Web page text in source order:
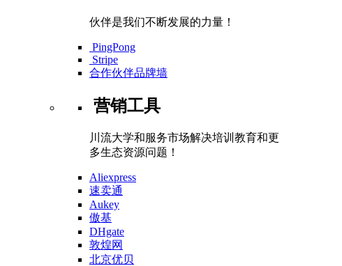
伙伴是我们不断发展的力量！
PingPong
Stripe
合作伙伴品牌墙
营销工具
川流大学和服务市场解决培训教育和更
多生态资源问题！
Aliexpress
速卖通
Aukey
傲基
DHgate
敦煌网
北京优贝